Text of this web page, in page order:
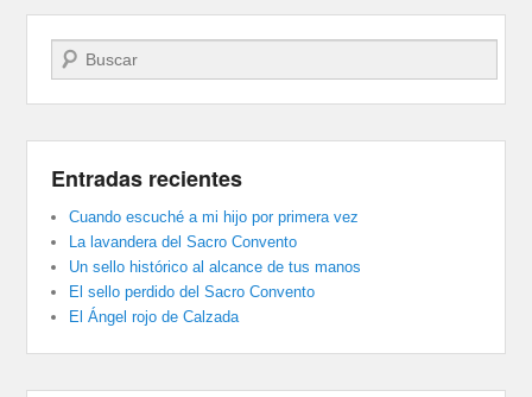
Buscar
Entradas recientes
Cuando escuché a mi hijo por primera vez
La lavandera del Sacro Convento
Un sello histórico al alcance de tus manos
El sello perdido del Sacro Convento
El Ángel rojo de Calzada